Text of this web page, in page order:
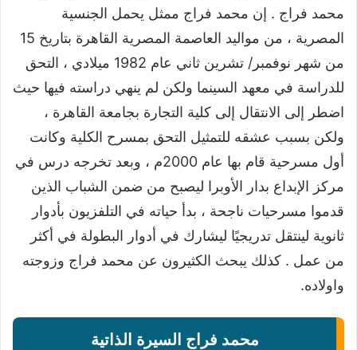
محمد فراج . إن محمد فراج ممثل يحمل الجنسية
المصرية ، من مواليد العاصمة المصرية القاهرة بتاريخ 15
من شهر نوفمبر/ تشرين ثاني عام 1982 ميلادي ، التحق
للدراسة في معهد السينما ولكن لم ينهي دراسته فيها حيث
اضطر إلى الانتقال إلى كلية التجارة بجامعة القاهرة ،
ولكن بسبب عشقه للتمثيل التحق بمسرح الكلية وكانت
أول مسرحية قام بها عام 2000م ، وبعد تخرجه درس في
مركز الإبداع بدار الأوبرا ليصبح من ضمن الشباب الذين
قدموا مسرحيات ناجحة ، بدأ حياته في التلفزيون بأدوار
ثانوية لينتقل تدريجيًا ليشارك في أدوار البطولة في أكثر
من عمل . كذلك يبحث الكثيرون عن محمد فراج وزوجته
واولاده.
محمد فراج السيرة الذاتية